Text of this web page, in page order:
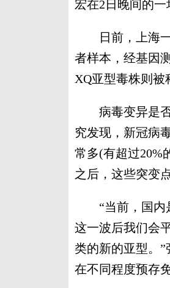
宏在2日晚间的一
日前，上海一
者样本，经基因
XQ亚型毒株则被
病毒变异是否
究发现，新冠病
常多(有超过20%
之后，这些突变
“当前，国内是
这一波后我们会
类的新的亚型。
在不同程度预存